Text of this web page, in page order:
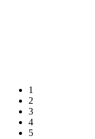
1
2
3
4
5